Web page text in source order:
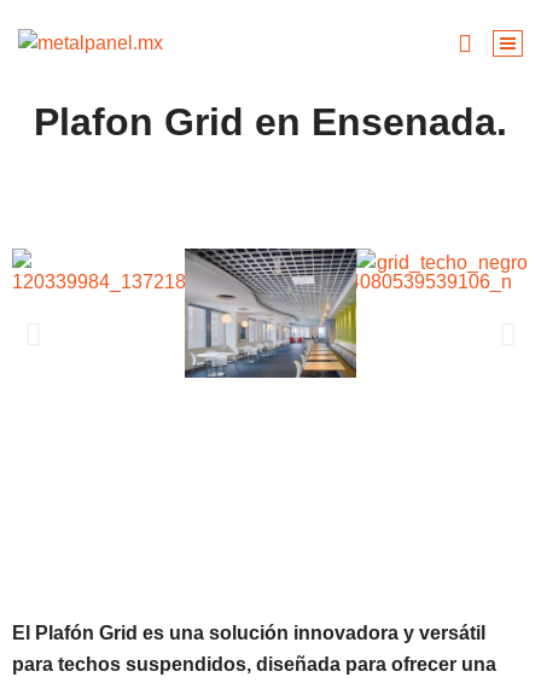
Plafon Grid en Ensenada.
El Plafón Grid es una solución innovadora y versátil
para techos suspendidos, diseñada para ofrecer una